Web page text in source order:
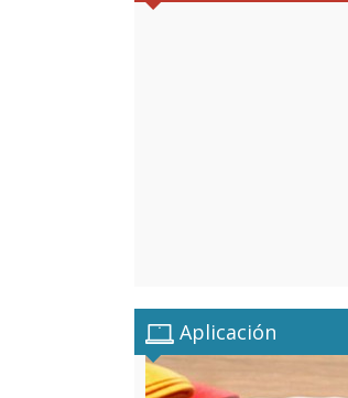
Aplicación